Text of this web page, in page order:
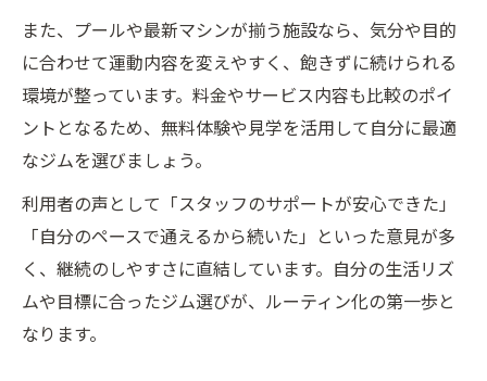
堺東駅近ジム選びで叶う快適ルーティン
生活スタイル別ジムルーティンの作り方
堺東駅利用者に合わせたジム習慣例
また、プールや最新マシンが揃う施設なら、気分や目的
に合わせて運動内容を変えやすく、飽きずに続けられる
環境が整っています。料金やサービス内容も比較のポイ
ントとなるため、無料体験や見学を活用して自分に最適
なジムを選びましょう。
利用者の声として「スタッフのサポートが安心できた」
「自分のペースで通えるから続いた」といった意見が多
く、継続のしやすさに直結しています。自分の生活リズ
ムや目標に合ったジム選びが、ルーティン化の第一歩と
なります。